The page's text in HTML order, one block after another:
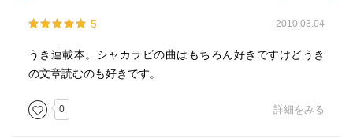
5 2010.03.04
うき連載本。シャカラビの曲はもちろん好きですけどうき
の文章読むのも好きです。
0 詳細をみる